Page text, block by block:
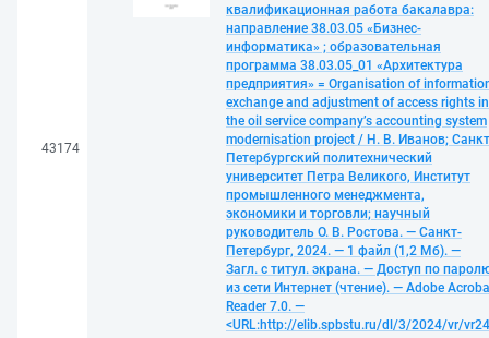
43174
квалификационная работа бакалавра:
направление 38.03.05 «Бизнес-
информатика» ; образовательная
программа 38.03.05_01 «Архитектура
предприятия» = Organisation of
exchange and adjustment of access rights in
the oil service company’s accounting system
modernisation project / Н. В. Иванов;
Петербургский политехнический
университет Петра Великого, Институт
промышленного менеджмента,
экономики и торговли; научный
руководитель О. В. Ростова. — Санкт-
Петербург, 2024. — 1 файл (1,2 Мб). —
Загл. с титул. экрана. — Доступ по
из сети Интернет (чтение). — Adobe
Reader 7.0. —
<URL:http://elib.spbstu.ru/dl/3/2024/vr/